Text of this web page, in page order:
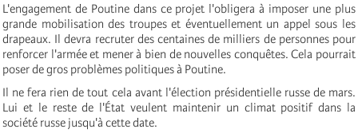
L'engagement de Poutine dans ce projet l'obligera à imposer une plus
grande mobilisation des troupes et éventuellement un appel sous les
drapeaux. Il devra recruter des centaines de milliers de personnes pour
renforcer l'armée et mener à bien de nouvelles conquêtes. Cela pourrait
poser de gros problèmes politiques à Poutine.
Il ne fera rien de tout cela avant l'élection présidentielle russe de mars.
Lui et le reste de l'État veulent maintenir un climat positif dans la
société russe jusqu'à cette date.